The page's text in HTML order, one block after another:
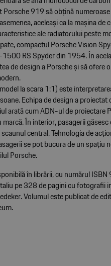
919 să obțină
aceleași ca la mașina de
ale radiatorului peste
compactul Porsche Vision
RS Spyder din 1954. În
de design a Porsche și să ofere
la scara 1:1) este
Echipa de design a proiectat
arată cum ADN-ul de proiectare
În interior, pasagerii găsesc
central. Tehnologia de
se pot bucura de un spațiu
Porsche.
în librării, cu numărul
pe 328 de pagini cu fotografii
Volumul este publicat de